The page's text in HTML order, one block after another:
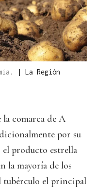
| La Región
la comarca de A
por su
el producto estrella
la mayoría de los
tubérculo el principal